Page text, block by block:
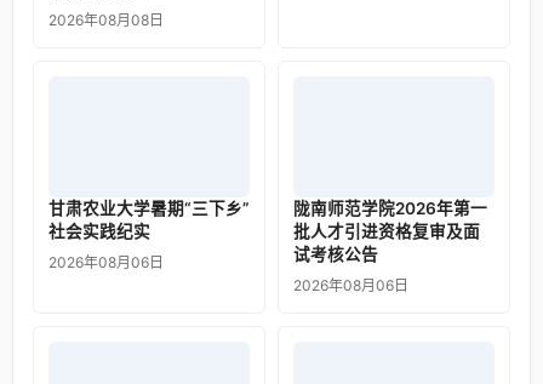
2026年08月08日
甘肃农业大学暑期“三下乡”
社会实践纪实
2026年08月06日
陇南师范学院2026年第一
批人才引进资格复审及面
试考核公告
2026年08月06日